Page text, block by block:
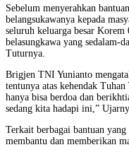
Sebelum menyerahkan
belangsukawanya kepada
seluruh keluarga besar
belasungkawa yang sedalam-
Tuturnya.
Brigjen TNI Yunianto
tentunya atas kehendak
hanya bisa berdoa dan
sedang kita hadapi ini,”
Terkait berbagai bantuan
membantu dan memberikan